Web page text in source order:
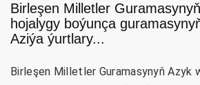
Birleşen Milletler
hojalygy boýunça
Aziýa ýurtlary...
Birleşen Milletler Guramasynyň Azyk